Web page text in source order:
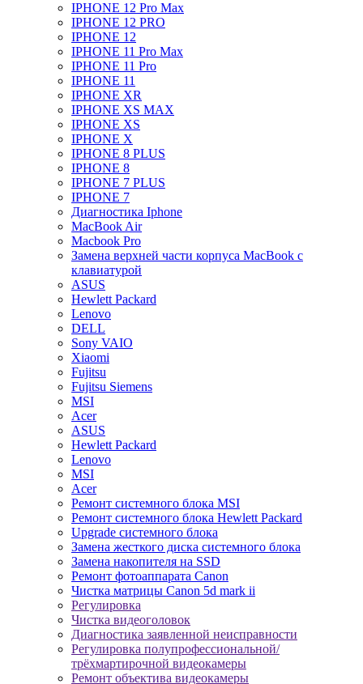
IPHONE 12 Pro Max
IPHONE 12 PRO
IPHONE 12
IPHONE 11 Pro Max
IPHONE 11 Pro
IPHONE 11
IPHONE XR
IPHONE XS MAX
IPHONE XS
IPHONE X
IPHONE 8 PLUS
IPHONE 8
IPHONE 7 PLUS
IPHONE 7
Диагностика Iphone
MacBook Air
Macbook Pro
Замена верхней части корпуса MacBook с
клавиатурой
ASUS
Hewlett Packard
Lenovo
DELL
Sony VAIO
Xiaomi
Fujitsu
Fujitsu Siemens
MSI
Acer
ASUS
Hewlett Packard
Lenovo
MSI
Acer
Ремонт системного блока MSI
Ремонт системного блока Hewlett Packard
Upgrade системного блока
Замена жесткого диска системного блока
Замена накопителя на SSD
Ремонт фотоаппарата Canon
Чистка матрицы Canon 5d mark ii
Регулировка
Чистка видеоголовок
Диагностика заявленной неисправности
Регулировка полупрофессиональной/
трёхмартирочной видеокамеры
Ремонт объектива видеокамеры